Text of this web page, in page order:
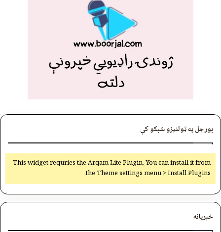
بورجل په ټولنیزو شبکو کې
This widget requries the Arqam Lite Plugin, You can install it from
the Theme settings menu > Install Plugins.
خبرپاڼه